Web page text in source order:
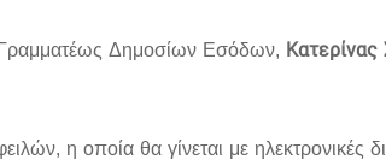
Δημοσίων Εσόδων, Κατερίνας
η οποία θα γίνεται με ηλεκτρονικές